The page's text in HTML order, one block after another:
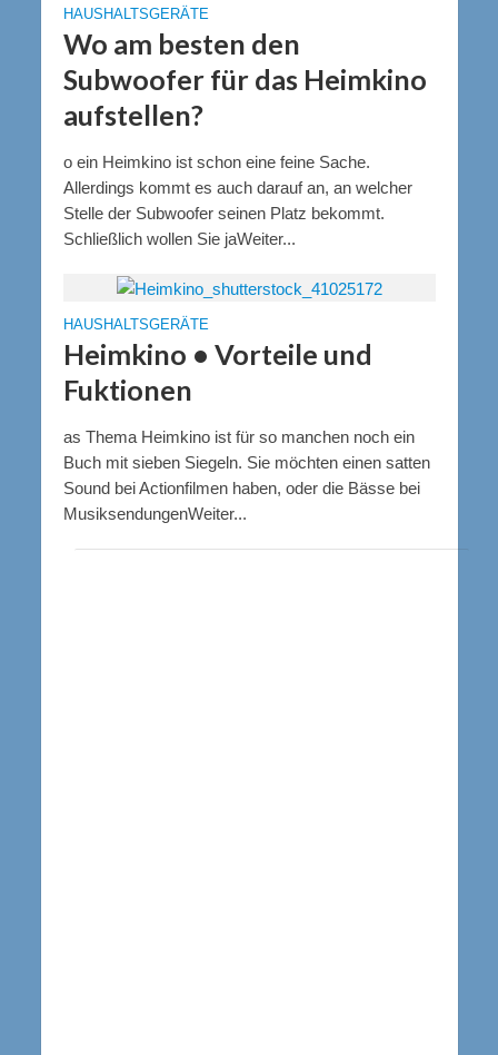
HAUSHALTSGERÄTE
Wo am besten den
Subwoofer für das Heimkino
aufstellen?
o ein Heimkino ist schon eine feine Sache.
Allerdings kommt es auch darauf an, an welcher
Stelle der Subwoofer seinen Platz bekommt.
Schließlich wollen Sie jaWeiter...
HAUSHALTSGERÄTE
Heimkino • Vorteile und
Fuktionen
as Thema Heimkino ist für so manchen noch ein
Buch mit sieben Siegeln. Sie möchten einen satten
Sound bei Actionfilmen haben, oder die Bässe bei
MusiksendungenWeiter...